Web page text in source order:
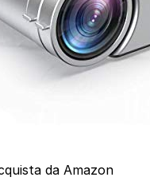
da Amazon